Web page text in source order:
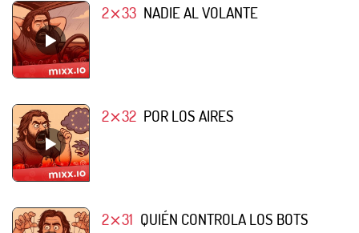
2⨯33 NADIE AL VOLANTE
2⨯32 POR LOS AIRES
2⨯31 QUIÉN CONTROLA LOS BOTS